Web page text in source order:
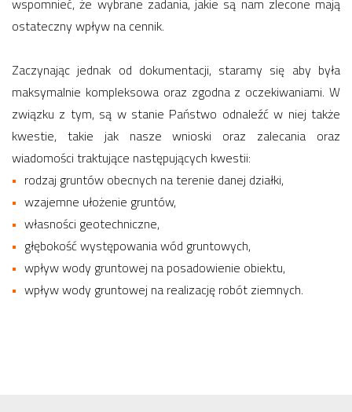
ostateczny wpływ na cennik.
Zaczynając jednak od dokumentacji, staramy się aby była
maksymalnie kompleksowa oraz zgodna z oczekiwaniami. W
związku z tym, są w stanie Państwo odnaleźć w niej także
kwestie, takie jak nasze wnioski oraz zalecania oraz
wiadomości traktujące następujących kwestii:
rodzaj gruntów obecnych na terenie danej działki,
wzajemne ułożenie gruntów,
własności geotechniczne,
głębokość występowania wód gruntowych,
wpływ wody gruntowej na posadowienie obiektu,
wpływ wody gruntowej na realizację robót ziemnych.